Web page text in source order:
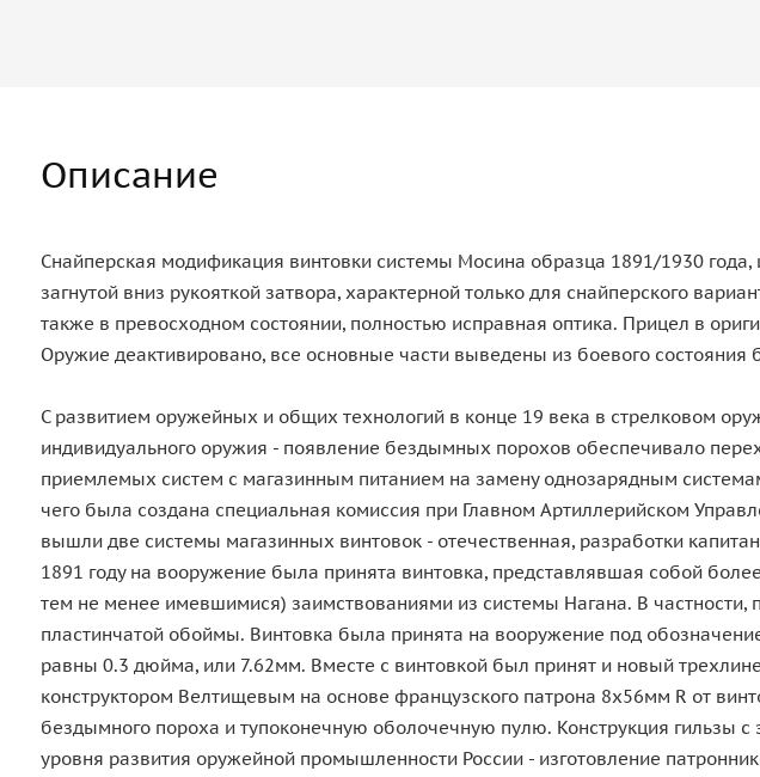
Описание
Снайперская модификация винтовки системы Мосина образца 1891/1930
загнутой вниз рукояткой затвора, характерной только для снайперского
также в превосходном состоянии, полностью исправная оптика. Прицел в
Оружие деактивировано, все основные части выведены из боевого состояния
С развитием оружейных и общих технологий в конце 19 века в стрелковом
индивидуального оружия - появление бездымных порохов обеспечивало
приемлемых систем с магазинным питанием на замену однозарядным
чего была создана специальная комиссия при Главном Артиллерийском
вышли две системы магазинных винтовок - отечественная, разработки
1891 году на вооружение была принята винтовка, представлявшая собой
тем не менее имевшимися) заимствованиями из системы Нагана. В
пластинчатой обоймы. Винтовка была принята на вооружение под
равны 0.3 дюйма, или 7.62мм. Вместе с винтовкой был принят и новый
конструктором Велтищевым на основе французского патрона 8х56мм R от
бездымного пороха и тупоконечную оболочечную пулю. Конструкция гильзы
уровня развития оружейной промышленности России - изготовление